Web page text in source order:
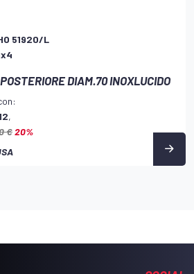
51920/L
DIAM.70 INOXLUCIDO
,
€20%